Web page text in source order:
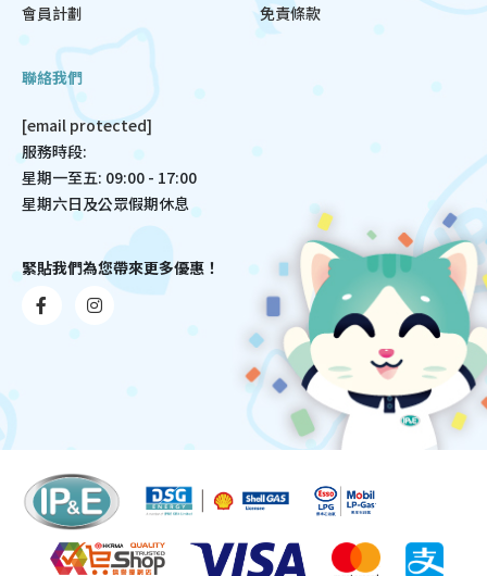
會員計劃
免責條款
聯絡我們
[email protected]
服務時段:
星期一至五: 09:00 - 17:00
星期六日及公眾假期休息
緊貼我們為您帶來更多優惠！